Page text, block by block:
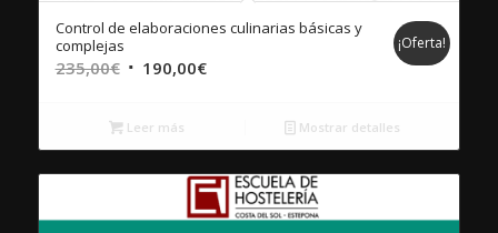
Control de elaboraciones culinarias básicas y
complejas
235,00€ El
original
era:
235,00€.
190,00€El
es:
190,00€.
¡Oferta!
Leer más Mostrar detalles